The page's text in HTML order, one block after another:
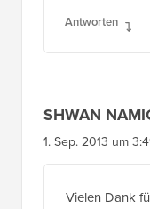
Antworten
SHWAN
1. Sep. 2013 um
Vielen Dank